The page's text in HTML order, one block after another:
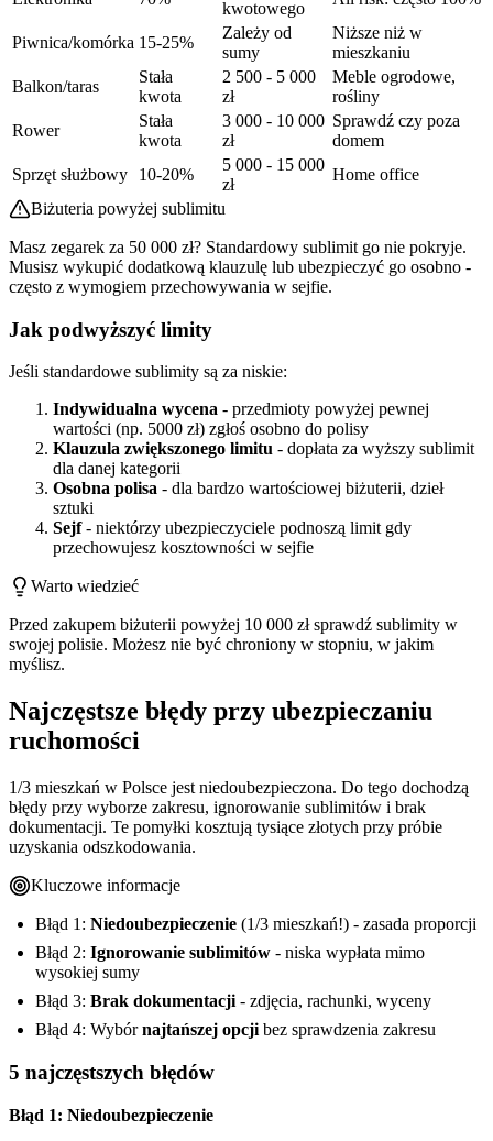
kwotowego
Piwnica/komórka 15-25%
Zależy od
sumy
Niższe niż w
mieszkaniu
Balkon/taras
Stała
kwota
2 500 - 5 000
zł
Meble ogrodowe,
rośliny
Rower
Stała
kwota
3 000 - 10 000
zł
Sprawdź czy poza
domem
Sprzęt służbowy
10-20%
5 000 - 15 000
zł
Home office
Biżuteria powyżej sublimitu
Masz zegarek za 50 000 zł? Standardowy sublimit go nie pokryje.
Musisz wykupić dodatkową klauzulę lub ubezpieczyć go osobno -
często z wymogiem przechowywania w sejfie.
Jak podwyższyć limity
Jeśli standardowe sublimity są za niskie:
Indywidualna wycena - przedmioty powyżej pewnej
wartości (np. 5000 zł) zgłoś osobno do polisy
Klauzula zwiększonego limitu - dopłata za wyższy sublimit
dla danej kategorii
Osobna polisa - dla bardzo wartościowej biżuterii, dzieł
sztuki
Sejf- niektórzy ubezpieczyciele podnoszą limit gdy
przechowujesz kosztowności w sejfie
Warto wiedzieć
Przed zakupem biżuterii powyżej 10 000 zł sprawdź sublimity w
swojej polisie. Możesz nie być chroniony w stopniu, w jakim
myślisz.
Najczęstsze błędy przy ubezpieczaniu
ruchomości
1/3 mieszkań w Polsce jest niedoubezpieczona. Do tego dochodzą
błędy przy wyborze zakresu, ignorowanie sublimitów i brak
dokumentacji. Te pomyłki kosztują tysiące złotych przy próbie
uzyskania odszkodowania.
Kluczowe informacje
Błąd 1: Niedoubezpieczenie (1/3 mieszkań!) - zasada proporcji
Błąd 2: Ignorowanie sublimitów - niska wypłata mimo
wysokiej sumy
Błąd 3: Brak dokumentacji - zdjęcia, rachunki, wyceny
Błąd 4: Wybórnajtańszej opcji bez sprawdzenia zakresu
5 najczęstszych błędów
Błąd 1: Niedoubezpieczenie